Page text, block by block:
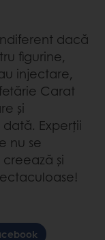
dacă
figurine,
injectare,
Carat
și
Experții
nu se
și